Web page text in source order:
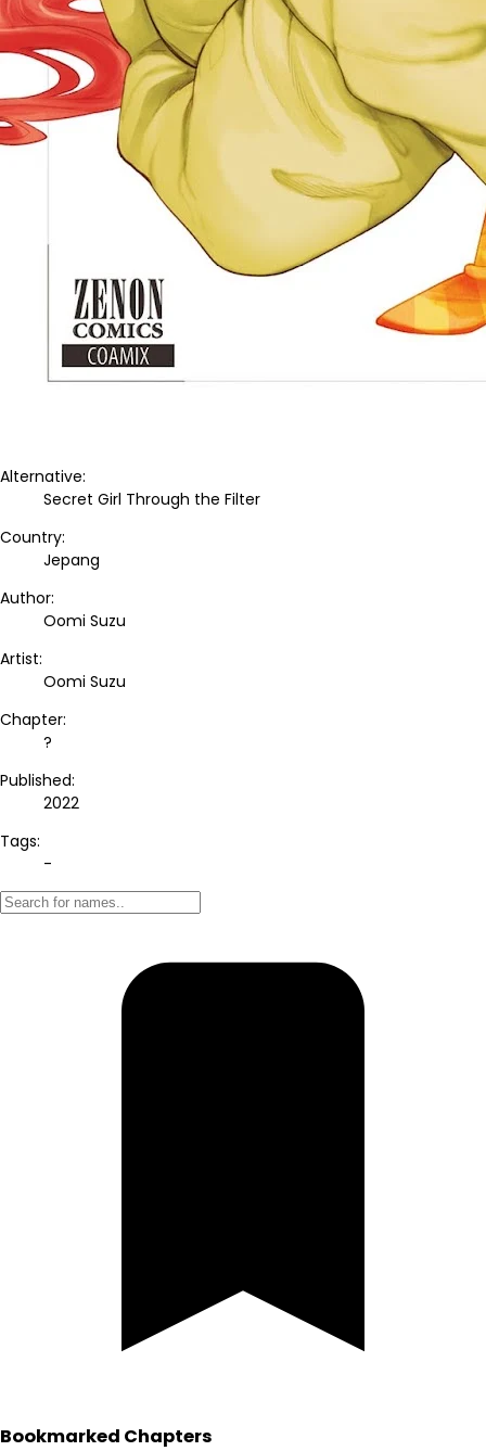
Alternative:
Secret Girl Through the Filter
Country:
Jepang
Author:
Oomi Suzu
Artist:
Oomi Suzu
Chapter:
?
Published:
2022
Tags:
-
Bookmarked Chapters